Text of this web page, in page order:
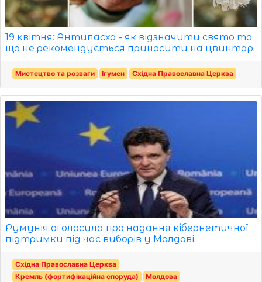
19 квітня: Антипасха - як відзначити свято та
що не рекомендується приносити на цвинтар.
Мистецтво та розваги Ігумен Східна Православна Церква
Румунія оголосила про надання кібернетичної
підтримки під час виборів у Молдові.
Східна Православна Церква
Кремль (фортифікаційна споруда)
Молдова